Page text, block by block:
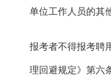
单位工作人员的其
报考者不得报考聘
理回避规定》第六